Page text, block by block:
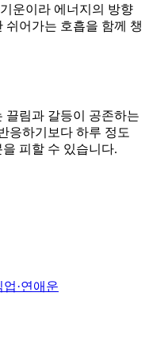
운이라 에너지의 방향
쉬어가는 호흡을 함께 챙
끌림과 갈등이 공존하는
응하기보다 하루 정도
피할 수 있습니다.
·연애운